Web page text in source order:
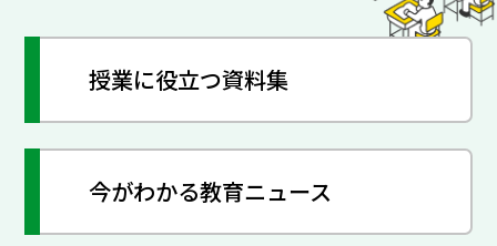
授業に役立つ資料集
今がわかる教育ニュース